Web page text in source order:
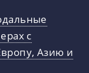
с
Азию и